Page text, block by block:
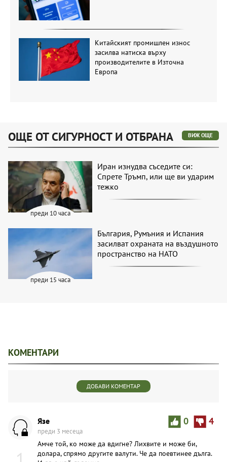
Китайският промишлен износ
засилва натиска върху
производителите в Източна
Европа
ОЩЕ ОТ СИГУРНОСТ И ОТБРАНА ВИЖ ОЩЕ
преди 10 часа
Иран изнудва съседите си:
Спрете Тръмп, или ще ви ударим
тежко
преди 15 часа
България, Румъния и Испания
засилват охраната на въздушното
пространство на НАТО
КОМЕНТАРИ
ДОБАВИ КОМЕНТАР
0 4
Язе
преди 3 месеца
Амче той, ко може да вдигне? Лихвите и може би,
долара, спрямо другите валути. Че да поевтинее дълга.